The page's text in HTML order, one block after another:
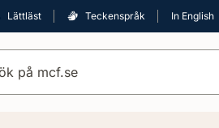
Lättläst Teckenspråk In English